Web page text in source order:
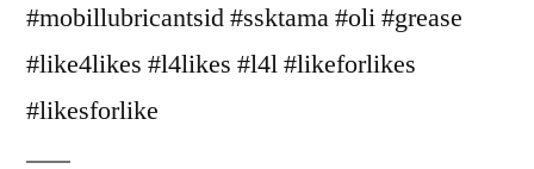
#mobillubricantsid #ssktama #oli #grease
#like4likes #l4likes #l4l #likeforlikes
#likesforlike